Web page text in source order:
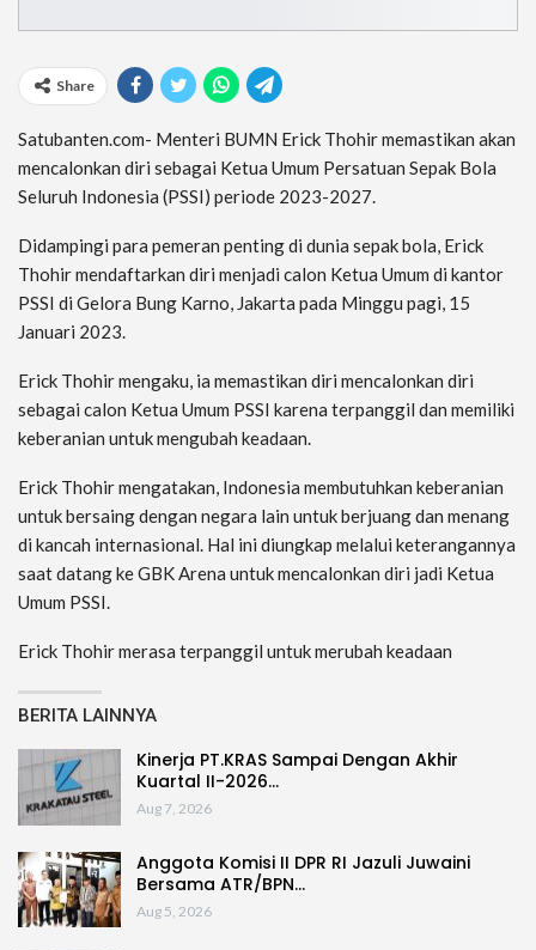
Share
Satubanten.com- Menteri BUMN Erick Thohir memastikan akan
mencalonkan diri sebagai Ketua Umum Persatuan Sepak Bola
Seluruh Indonesia (PSSI) periode 2023-2027.
Didampingi para pemeran penting di dunia sepak bola, Erick
Thohir mendaftarkan diri menjadi calon Ketua Umum di kantor
PSSI di Gelora Bung Karno, Jakarta pada Minggu pagi, 15
Januari 2023.
Erick Thohir mengaku, ia memastikan diri mencalonkan diri
sebagai calon Ketua Umum PSSI karena terpanggil dan memiliki
keberanian untuk mengubah keadaan.
Erick Thohir mengatakan, Indonesia membutuhkan keberanian
untuk bersaing dengan negara lain untuk berjuang dan menang
di kancah internasional. Hal ini diungkap melalui keterangannya
saat datang ke GBK Arena untuk mencalonkan diri jadi Ketua
Umum PSSI.
Erick Thohir merasa terpanggil untuk merubah keadaan
BERITA LAINNYA
Kinerja PT.KRAS Sampai Dengan Akhir
Kuartal II-2026…
Aug 7, 2026
Anggota Komisi II DPR RI Jazuli Juwaini
Bersama ATR/BPN…
Aug 5, 2026